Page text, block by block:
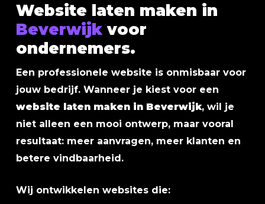
Website laten maken in
Beverwijkvoor
ondernemers.
Een professionele website is onmisbaar voor
jouw bedrijf. Wanneer je kiest voor een
website laten maken in Beverwijk, wil je
niet alleen een mooi ontwerp, maar vooral
resultaat: meer aanvragen, meer klanten en
betere vindbaarheid.
Wij ontwikkelen websites die: